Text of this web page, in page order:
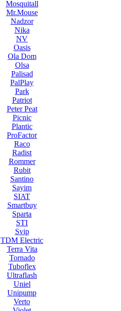
Mosquitall
Mr.Mouse
Nadzor
Nika
NV
Oasis
Ola Dom
Olsa
Palisad
PalPlay
Park
Patriot
Peter Peat
Picnic
Plantic
ProFactor
Raco
Radist
Rommer
Rubit
Santino
Sayim
SIAT
Smartbuy
Sparta
STI
Svip
TDM Electric
Terra Vita
Tornado
Tuboflex
Ultraflash
Uniel
Unipump
Verto